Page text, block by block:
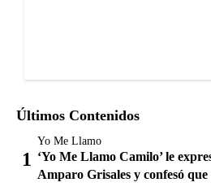
Últimos Contenidos
Yo Me Llamo
‘Yo Me Llamo Camilo’ le
Amparo Grisales y confesó que